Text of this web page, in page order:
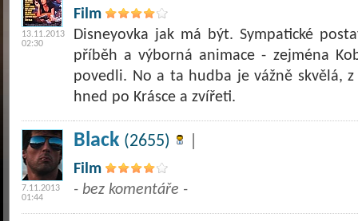
13.11.2013
02:30
Film
Disneyovka jak má být. Sympatické
příběh a výborná animace - zejména
povedli. No a ta hudba je vážně skvělá,
hned po Krásce a zvířeti.
7.11.2013
01:44
Black (2655)
Film
- bez komentáře -